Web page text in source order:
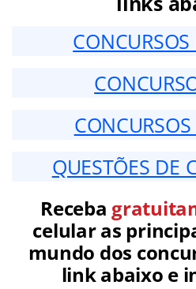
CONCURSOS
QUESTÕES DE
Receba
celular as
mundo dos
link abaixo e